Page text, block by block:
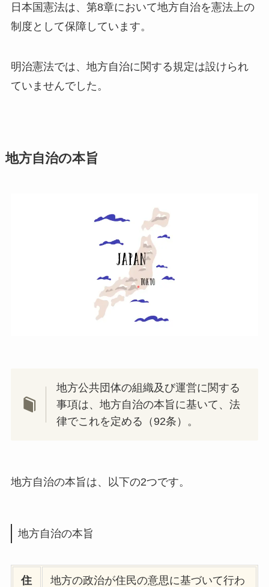
日本国憲法は、第8章において地方自治を憲法上の
制度として保障しています。
明治憲法では、地方自治に関する規定は設けられ
ていませんでした。
地方自治の本旨
地方公共団体の組織及び運営に関する
事項は、地方自治の本旨に基いて、法
律でこれを定める（92条）。
地方自治の本旨は、以下の2つです。
地方自治の本旨
住
地方の政治が住民の意思に基づいて行わ